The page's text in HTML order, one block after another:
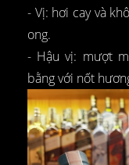
- Vị: hơi cay và
ong.
- Hậu vị: mượt
bằng với nốt